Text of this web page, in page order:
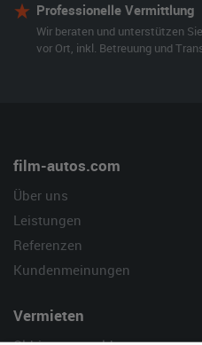
Professionelle Vermittlung
Wir beraten und unterstützen
vor Ort, inkl. Betreuung und
film-autos.com
Über uns
Leistungen
Referenzen
Kundenmeinungen
Vermieten